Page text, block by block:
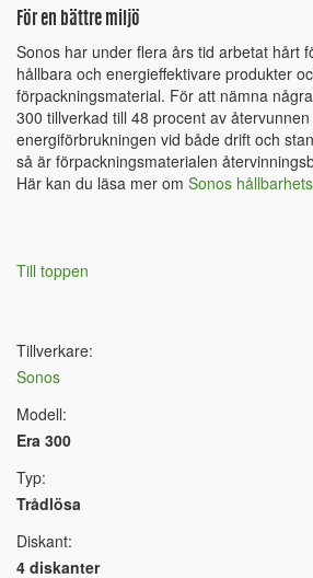
För en bättre miljö
Sonos har under flera års tid arbetat hårt
hållbara och energieffektivare produkter
förpackningsmaterial. För att nämna
300 tillverkad till 48 procent av återvunnen
energiförbrukningen vid både drift och
så är förpackningsmaterialen
Här kan du läsa mer om Sonos
Till toppen
Tillverkare:
Sonos
Modell:
Era 300
Typ:
Trådlösa
Diskant:
4 diskanter